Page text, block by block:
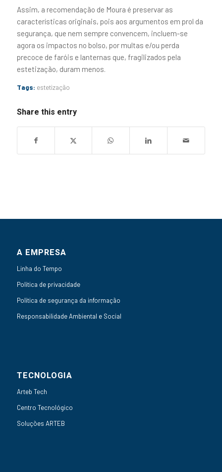
Assim, a recomendação de Moura é preservar as
características originais, pois aos argumentos em prol da
segurança, que nem sempre convencem, incluem-se
agora os impactos no bolso, por multas e/ou perda
precoce de faróis e lanternas que, fragilizados pela
estetização, duram menos.
Tags: estetização
Share this entry
A EMPRESA
Linha do Tempo
Política de privacidade
Política de segurança da informação
Responsabilidade Ambiental e Social
TECNOLOGIA
Arteb Tech
Centro Tecnológico
Soluções ARTEB